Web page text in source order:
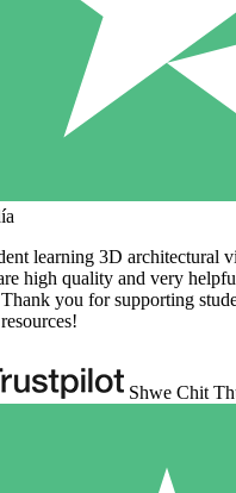
learning 3D architectural
high quality and very
you for supporting
Shwe Chit